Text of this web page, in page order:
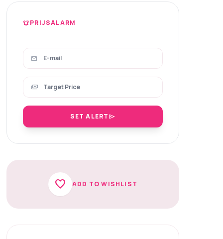
notifications_activePRIJSALARM
mail
payments
SET ALERTsend
favorite ADD TO WISHLIST